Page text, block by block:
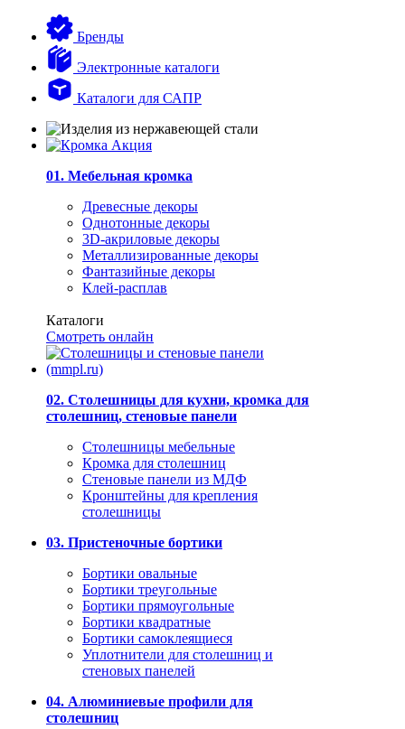
Бренды
Электронные каталоги
Каталоги для САПР
01. Мебельная кромка
Древесные декоры
Однотонные декоры
3D-акриловые декоры
Металлизированные декоры
Фантазийные декоры
Клей-расплав
Каталоги
Смотреть онлайн
02. Столешницы для кухни, кромка для
столешниц, стеновые панели
Столешницы мебельные
Кромка для столешниц
Стеновые панели из МДФ
Кронштейны для крепления
столешницы
03. Пристеночные бортики
Бортики овальные
Бортики треугольные
Бортики прямоугольные
Бортики квадратные
Бортики самоклеящиеся
Уплотнители для столешниц и
стеновых панелей
04. Алюминиевые профили для
столешниц